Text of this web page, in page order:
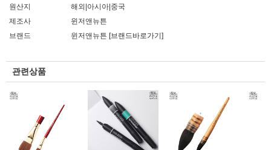
원산지
해외|아시아|중국
제조사
윈저앤뉴튼
브랜드
윈저앤뉴튼 [브랜드바로가기]
관련상품